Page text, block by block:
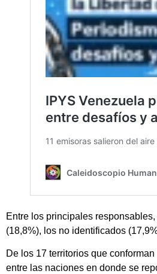
Entre los principales
(18,8%), los no identificados
De los 17 territorios que
entre las naciones en donde se